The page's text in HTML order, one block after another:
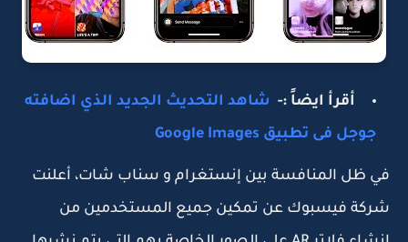
أقرأ ايضاً :- شاهد التحديث الجديد الذي اضافته
جوجل فى تطبيق Google Images
في ظل المنافسة بين إنستغرام و سناب شات، أعلنت
شركة فيسبوك عن تمكين جميع المستخدمين من